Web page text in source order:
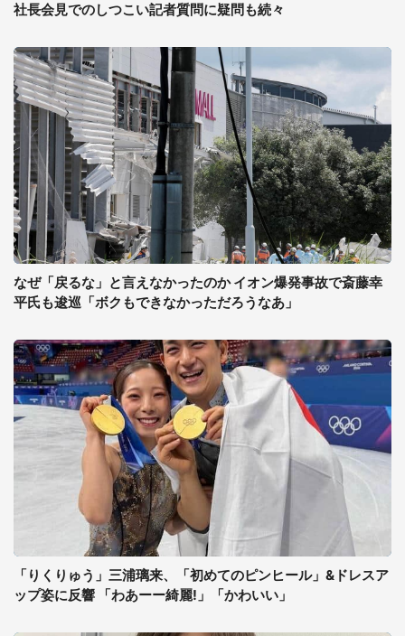
社長会見でのしつこい記者質問に疑問も続々
なぜ「戻るな」と言えなかったのか イオン爆発事故で斎藤幸
平氏も逡巡「ボクもできなかっただろうなあ」
「りくりゅう」三浦璃来、「初めてのピンヒール」&ドレスア
ップ姿に反響 「わあーー綺麗!」「かわいい」